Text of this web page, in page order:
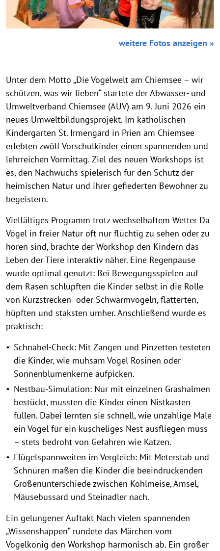
weitere Fotos anzeigen »
Unter dem Motto „Die Vogelwelt am Chiemsee – wir
schützen, was wir lieben“ startete der Abwasser- und
Umweltverband Chiemsee (AUV) am 9. Juni 2026 ein
neues Umweltbildungsprojekt. Im katholischen
Kindergarten St. Irmengard in Prien am Chiemsee
erlebten zwölf Vorschulkinder einen spannenden und
lehrreichen Vormittag. Ziel des neuen Workshops ist
es, den Nachwuchs spielerisch für den Schutz der
heimischen Natur und ihrer gefiederten Bewohner zu
begeistern.
Vielfältiges Programm trotz wechselhaftem Wetter Da
Vögel in freier Natur oft nur flüchtig zu sehen oder zu
hören sind, brachte der Workshop den Kindern das
Leben der Tiere interaktiv näher. Eine Regenpause
wurde optimal genutzt: Bei Bewegungsspielen auf
dem Rasen schlüpften die Kinder selbst in die Rolle
von Kurzstrecken- oder Schwarmvögeln, flatterten,
hüpften und staksten umher. Anschließend wurde es
praktisch:
Schnabel-Check: Mit Zangen und Pinzetten testeten
die Kinder, wie mühsam Vögel Rosinen oder
Sonnenblumenkerne aufpicken.
Nestbau-Simulation: Nur mit einzelnen Grashalmen
bestückt, mussten die Kinder einen Nistkasten
füllen. Dabei lernten sie schnell, wie unzählige Male
ein Vogel für ein kuscheliges Nest ausfliegen muss
– stets bedroht von Gefahren wie Katzen.
Flügelspannweiten im Vergleich: Mit Meterstab und
Schnüren maßen die Kinder die beeindruckenden
Größenunterschiede zwischen Kohlmeise, Amsel,
Mäusebussard und Steinadler nach.
Ein gelungener Auftakt Nach vielen spannenden
„Wissenshappen“ rundete das Märchen vom
Vogelkönig den Workshop harmonisch ab. Ein großer